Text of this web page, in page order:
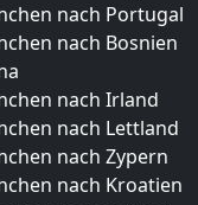
nach Portugal
nach Bosnien
nach Irland
nach Lettland
nach Zypern
nach Kroatien